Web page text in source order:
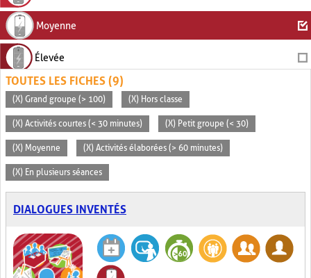
Moyenne
Élevée
TOUTES LES FICHES (9)
(X) Grand groupe (> 100) (X) Hors classe
(X) Activités courtes (< 30 minutes) (X) Petit groupe (< 30)
(X) Moyenne (X) Activités élaborées (> 60 minutes)
(X) En plusieurs séances
DIALOGUES INVENTÉS